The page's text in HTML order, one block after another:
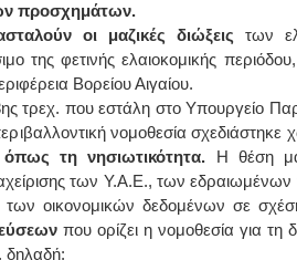
προσχημάτων.
οι μαζικές διώξεις των
της φετινής ελαιοκομικής
Βορείου Αιγαίου.
τρεχ. που εστάλη στο Υπουργείο
νομοθεσία σχεδιάστηκε
όπως τη νησιωτικότητα. Η θέση
των Υ.Α.Ε., των
των οικονομικών δεδομένων σε
που ορίζει η νομοθεσία για τη